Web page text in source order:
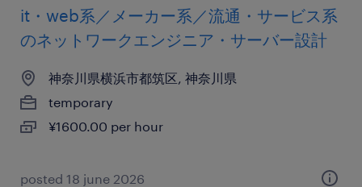
it・web系／メーカー系／流通・サービス系
のネットワークエンジニア・サーバー設計
神奈川県横浜市都筑区, 神奈川県
temporary
¥1600.00 per hour
posted 18 june 2026